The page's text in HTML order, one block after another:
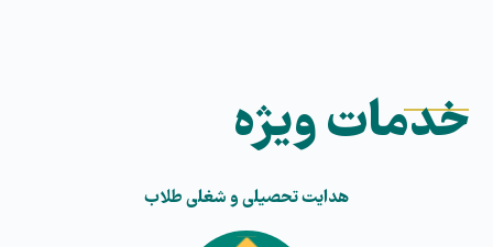
خدمات ویژه
هدایت تحصیلی و شغلی طلاب​